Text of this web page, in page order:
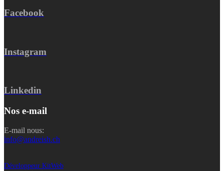
Facebook
Instagram
Linkedin
Nos e-mail
E-mail nous:
info@andreish.ch
Développeur KitWeb